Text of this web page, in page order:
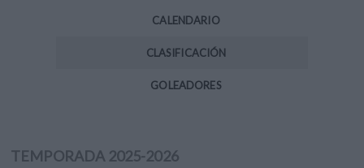
CALENDARIO
CLASIFICACIÓN
GOLEADORES
TEMPORADA 2025-2026